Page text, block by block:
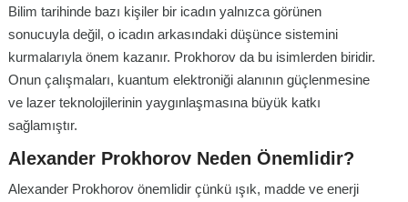
Bilim tarihinde bazı kişiler bir icadın yalnızca görünen
sonucuyla değil, o icadın arkasındaki düşünce sistemini
kurmalarıyla önem kazanır. Prokhorov da bu isimlerden biridir.
Onun çalışmaları, kuantum elektroniği alanının güçlenmesine
ve lazer teknolojilerinin yaygınlaşmasına büyük katkı
sağlamıştır.
Alexander Prokhorov Neden Önemlidir?
Alexander Prokhorov önemlidir çünkü ışık, madde ve enerji